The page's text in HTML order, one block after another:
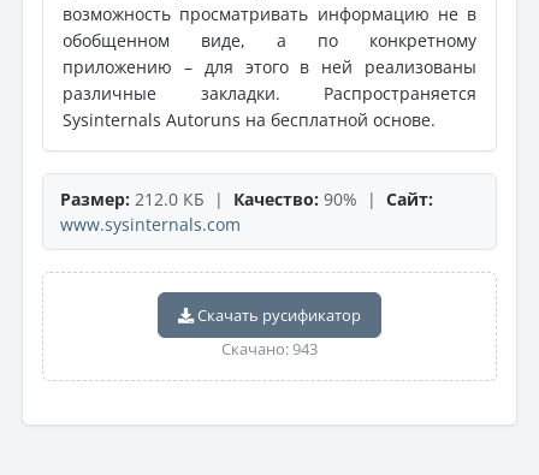
возможность просматривать информацию не в
обобщенном виде, а по конкретному
приложению – для этого в ней реализованы
различные закладки. Распространяется
Sysinternals Autoruns на бесплатной основе.
Размер: 212.0 КБ | Качество: 90% | Сайт:
www.sysinternals.com
Скачать русификатор
Скачано: 943